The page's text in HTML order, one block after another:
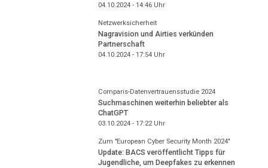
04.10.2024 - 14:46Uhr
Netzwerksicherheit
Nagravision und Airties verkünden
Partnerschaft
04.10.2024 - 17:54Uhr
Comparis-Datenvertrauensstudie 2024
Suchmaschinen weiterhin beliebter als
ChatGPT
03.10.2024 - 17:22Uhr
Zum "European Cyber Security Month 2024"
Update: BACS veröffentlicht Tipps für
Jugendliche, um Deepfakes zu erkennen